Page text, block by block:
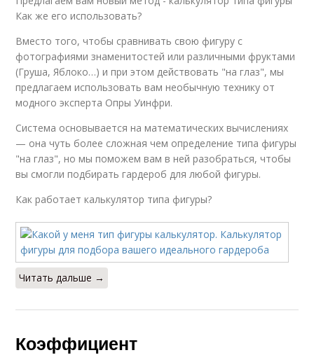
Как же его использовать?
Вместо того, чтобы сравнивать свою фигуру с
фотографиями знаменитостей или различными фруктами
(Груша, Яблоко…) и при этом действовать "на глаз", мы
предлагаем использовать вам необычную технику от
модного эксперта Опры Уинфри.
Система основывается на математических вычислениях
— она чуть более сложная чем определение типа фигуры
"на глаз", но мы поможем вам в ней разобраться, чтобы
вы смогли подбирать гардероб для любой фигуры.
Как работает калькулятор типа фигуры?
Читать дальше →
Коэффициент